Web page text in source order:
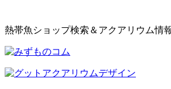
熱帯魚ショップ検索＆アクアリウム情